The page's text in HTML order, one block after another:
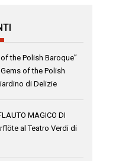
the Polish Baroque”
Gems of the Polish
di Delizie
MAGICO DI
al Teatro Verdi di